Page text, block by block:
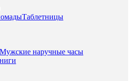
Таблетницы
Мужские наручные часы